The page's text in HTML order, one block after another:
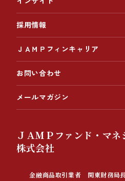
採用情報
ＪＡＭＰフィンキャリア
お問い合わせ
メールマガジン
ＪＡＭＰファンド・マネ
株式会社
金融商品取引業者 関東財務局